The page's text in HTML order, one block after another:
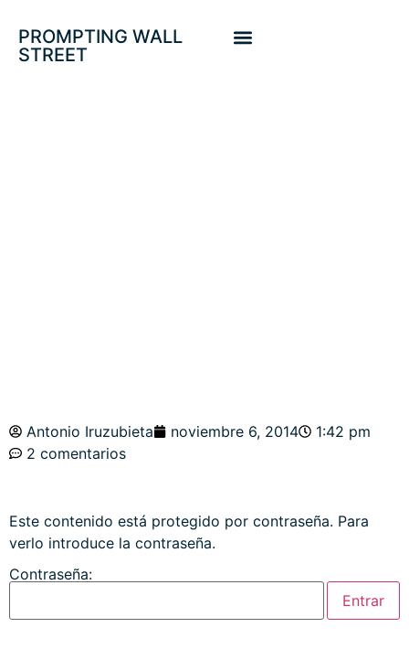
PROMPTING WALL
STREET
Antonio Iruzubieta noviembre 6, 2014
1:42 pm
2 comentarios
Este contenido está protegido por contraseña. Para
verlo introduce la contraseña.
Contraseña: